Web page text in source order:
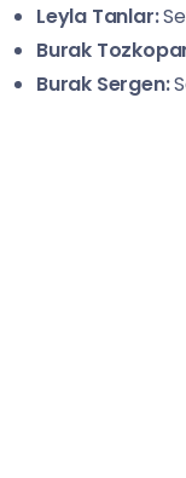
Leyla Tanlar:
Burak
Burak Sergen: